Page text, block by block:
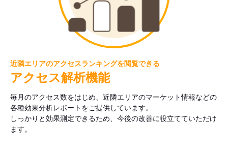
近隣エリアのアクセスランキングを閲覧できる
アクセス解析機能
毎月のアクセス数をはじめ、近隣エリアのマーケット情報などの
各種効果分析レポートをご提供しています。
しっかりと効果測定できるため、今後の改善に役立てていただけ
ます。